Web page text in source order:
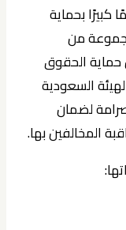
كبيرًا بحماية
من
حماية الحقوق
السعودية
لضمان
المخالفين بها.